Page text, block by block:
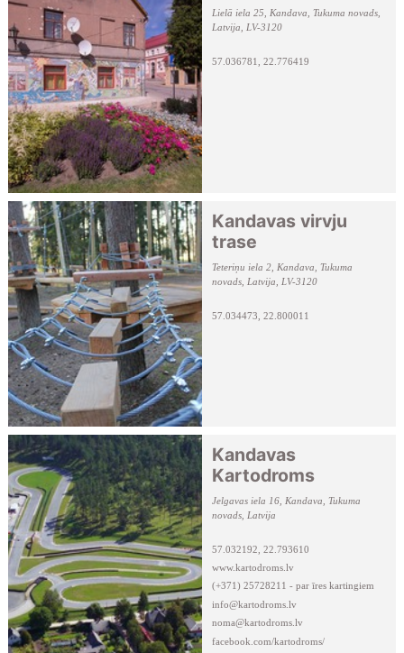
Lielā iela 25, Kandava, Tukuma novads,
Latvija, LV-3120
57.036781, 22.776419
Kandavas virvju
trase
Teteriņu iela 2, Kandava, Tukuma
novads, Latvija, LV-3120
57.034473, 22.800011
Kandavas
Kartodroms
Jelgavas iela 16, Kandava, Tukuma
novads, Latvija
57.032192, 22.793610
www.kartodroms.lv
(+371) 25728211 - par īres kartingiem
info@kartodroms.lv
noma@kartodroms.lv
facebook.com/kartodroms/